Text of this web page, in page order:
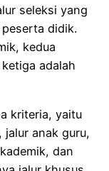
seleksi yang
didik.
kedua
adalah
kriteria, yaitu
jalur anak guru,
dan